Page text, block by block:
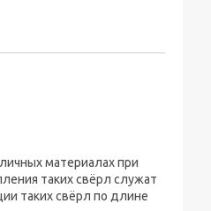
материалах при
таких свёрл служат
таких свёрл по длине